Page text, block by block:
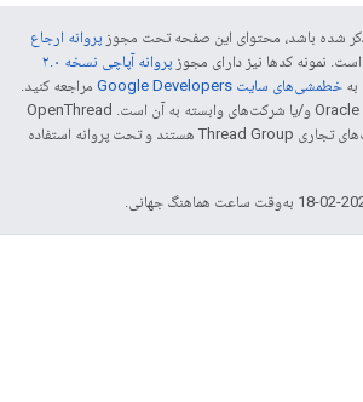
شده باشد، محتوای این صفحه تحت مجوز پروانه ارجاع
است. نمونه کدها نیز دارای مجوز پروانه آپاچی نسخه ۲.۰
خطمشی‌های سایت Google Developers‏
مراجعه کنید.
جاوا علامت تجاری ثبت‌شده Oracle و/یا شرکت‌های وابسته به آن است. ‫OpenThread
و علائم مربوط به آن، علامت‌های تجاری Thread Group هستند و تحت پروانه استفاده